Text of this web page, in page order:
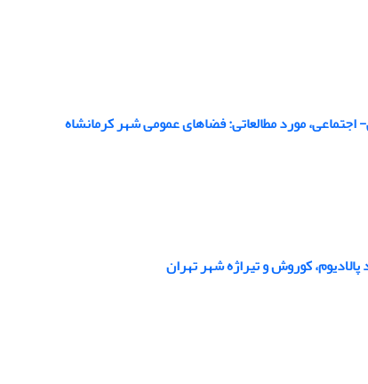
مورد مطالعاتی: فضاهای عمومی شهر کرمانشاه
کوروش و تیراژه شهر تهران